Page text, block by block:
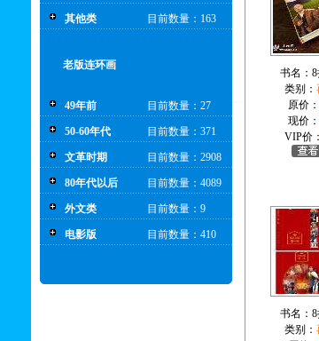
其他类 目前数量：163
老版连环画
49年前 目前数量：27
50-60年代 目前数量：371
文革时期 目前数量：2908
80年代以后 目前数量：4089
外文类 目前数量：9
电影版 目前数量：410
书名：
类别：
原价：
现价：
VIP价：
书名：
类别：